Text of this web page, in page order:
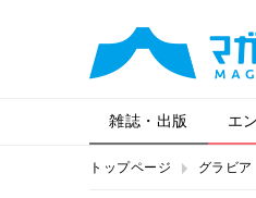
雑誌・出版 エ
トップページ グラビア